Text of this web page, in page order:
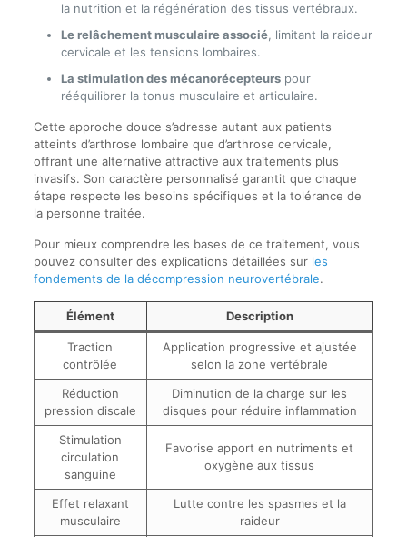
la nutrition et la régénération des tissus vertébraux.
Le relâchement musculaire associé, limitant la raideur
cervicale et les tensions lombaires.
La stimulation des mécanorécepteurspour
rééquilibrer la tonus musculaire et articulaire.
Cette approche douce s’adresse autant aux patients
atteints d’arthrose lombaire que d’arthrose cervicale,
offrant une alternative attractive aux traitements plus
invasifs. Son caractère personnalisé garantit que chaque
étape respecte les besoins spécifiques et la tolérance de
la personne traitée.
Pour mieux comprendre les bases de ce traitement, vous
pouvez consulter des explications détaillées sur les
fondements de la décompression neurovertébrale.
Élément Description
Traction
contrôlée
Application progressive et ajustée
selon la zone vertébrale
Réduction
pression discale
Diminution de la charge sur les
disques pour réduire inflammation
Stimulation
circulation
sanguine
Favorise apport en nutriments et
oxygène aux tissus
Effet relaxant
musculaire
Lutte contre les spasmes et la
raideur